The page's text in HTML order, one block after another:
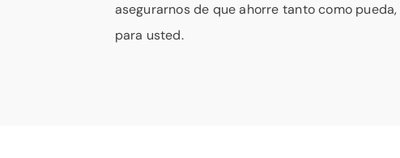
asegurarnos de que ahorre tanto como
para usted.